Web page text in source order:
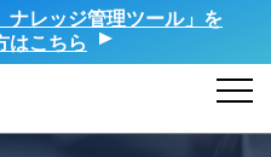
ナレッジ管理ツール」を
はこちら